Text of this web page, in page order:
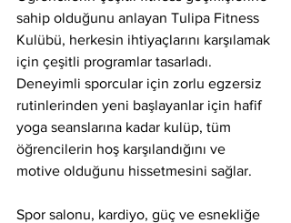
sahip olduğunu anlayan Tulipa Fitness
Kulübü, herkesin ihtiyaçlarını karşılamak
için çeşitli programlar tasarladı.
Deneyimli sporcular için zorlu egzersiz
rutinlerinden yeni başlayanlar için hafif
yoga seanslarına kadar kulüp, tüm
öğrencilerin hoş karşılandığını ve
motive olduğunu hissetmesini sağlar.
Spor salonu, kardiyo, güç ve esnekliğe